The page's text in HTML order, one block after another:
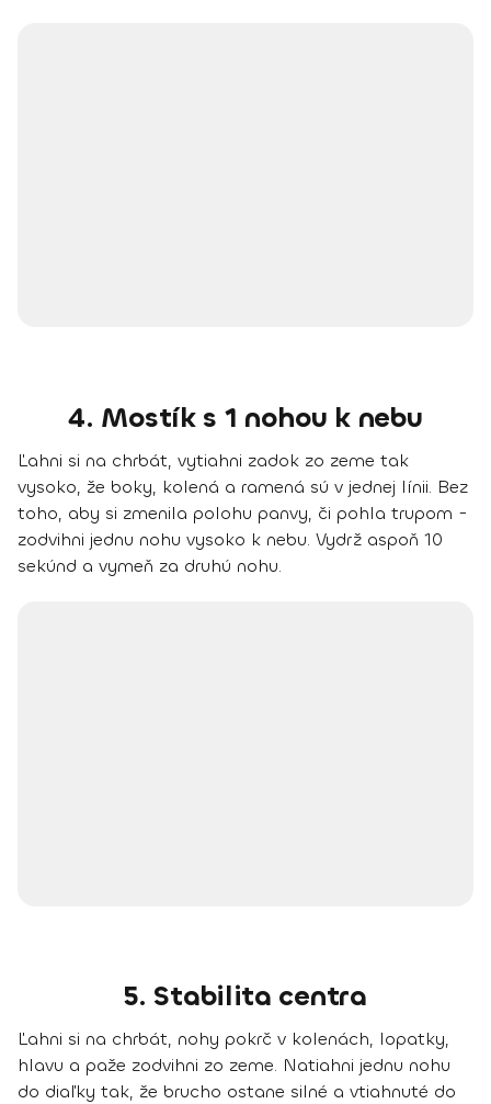
4. Mostík s 1 nohou k nebu
Ľahni si na chrbát, vytiahni zadok zo zeme tak
vysoko, že boky, kolená a ramená sú v jednej línii. Bez
toho, aby si zmenila polohu panvy, či pohla trupom -
zodvihni jednu nohu vysoko k nebu. Vydrž aspoň 10
sekúnd a vymeň za druhú nohu.
5. Stabilita centra
Ľahni si na chrbát, nohy pokrč v kolenách, lopatky,
hlavu a paže zodvihni zo zeme. Natiahni jednu nohu
do diaľky tak, že brucho ostane silné a vtiahnuté do